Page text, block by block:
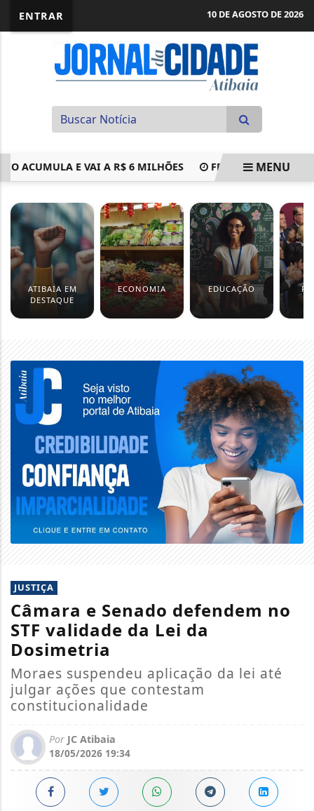
ENTRAR 10 DE AGOSTO DE 2026
E VAI A R$ 6 MILHÕES FENÔMENO DEMENU
ATIBAIA EM
DESTAQUE
ECONOMIA EDUCAÇÃO
JUSTIÇA
Câmara e Senado defendem no
STF validade da Lei da
Dosimetria
Moraes suspendeu aplicação da lei até
julgar ações que contestam
constitucionalidade
Por JC Atibaia
18/05/2026 19:34